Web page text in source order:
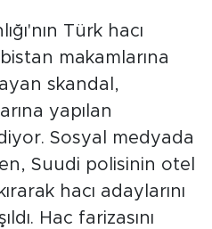
Türk hacı
makamlarına
skandal,
yapılan
Sosyal medyada
Suudi polisinin otel
hacı adaylarını
Hac farizasını